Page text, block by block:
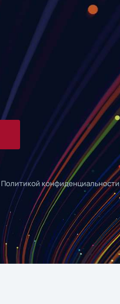
Политикой конфиденциальности